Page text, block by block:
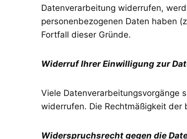
Datenverarbeitung widerrufen,
personenbezogenen Daten haben
Fortfall dieser Gründe.
Widerruf Ihrer Einwilligung zur
Viele Datenverarbeitungsvorgänge
widerrufen. Die Rechtmäßigkeit
Widerspruchsrecht gegen die